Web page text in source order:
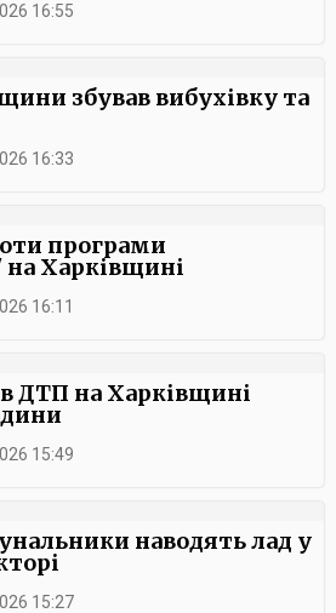
16:55
збував вибухівку та
16:33
програми
Харківщині
16:11
ДТП на Харківщині
15:49
наводять лад у
15:27